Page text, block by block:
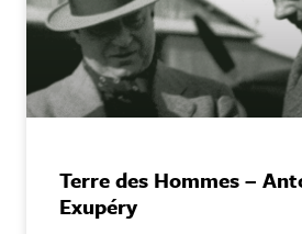
Terre des Hommes –
Exupéry